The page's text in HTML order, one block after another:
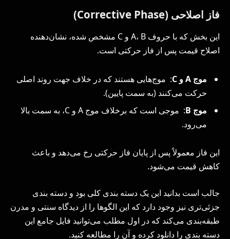
فاز اصلاحی (Corrective Phase)
این بخش که با حروف A، B و C مشخص شده، نشان‌دهنده
اصلاح قیمت پس از فاز حرکتی است.
موج و
: موج‌هایی هستند که در خلاف جهت روند اصلی
حرکت می‌کنند (به سمت پایین).
موج
: موجی است که برخلاف موج A و C، به سمت بالا
می‌رود.
این فاز معمولاً پس از پایان فاز حرکتی رخ می‌دهد و باعث
کاهش قیمت می‌شود.
جالب است بدانید این یک دسته بندی کلی بود و دسته بندی
جزئی‌تری نیز وجود دارد که این الگوها را از دیدگاه سنتی و مدرن
طبقه‌بندی می‌کند که در اول مطلب می‌توانید فایل جامع این
دسته بندی را دانلود کرده و آن را مطالعه کنید.